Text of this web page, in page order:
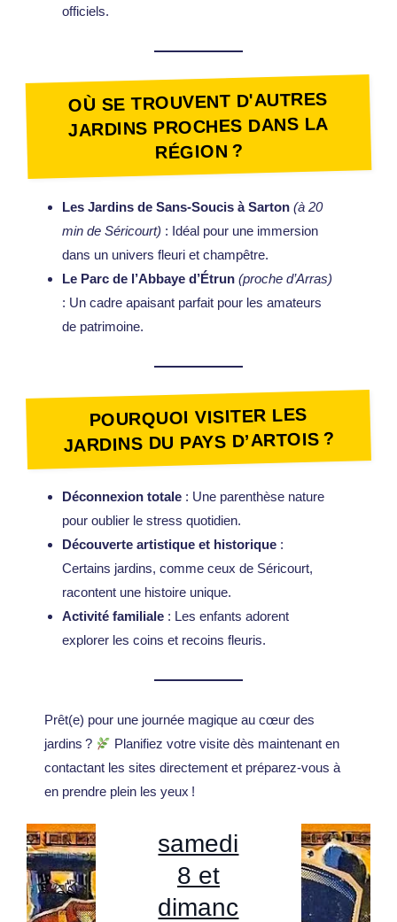
officiels.
OÙ SE TROUVENT D'AUTRES
JARDINS PROCHES DANS LA
RÉGION ?
Les Jardins de Sans-Soucis à Sarton (à 20
min de Séricourt) : Idéal pour une immersion
dans un univers fleuri et champêtre.
Le Parc de l’Abbaye d’Étrun (proche d’Arras)
: Un cadre apaisant parfait pour les amateurs
de patrimoine.
POURQUOI VISITER LES
JARDINS DU PAYS D’ARTOIS ?
Déconnexion totale : Une parenthèse nature
pour oublier le stress quotidien.
Découverte artistique et historique :
Certains jardins, comme ceux de Séricourt,
racontent une histoire unique.
Activité familiale : Les enfants adorent
explorer les coins et recoins fleuris.
Prêt(e) pour une journée magique au cœur des
jardins ?
Planifiez votre visite dès maintenant en
contactant les sites directement et préparez-vous à
en prendre plein les yeux !
Quoi
faire le
15
dans le
Nord-
Pas-
Calais
: des
feux
Des
idées
de
sorties
pour le
week-
end
samedi
8 et
dimanc
Piscine
Elz
Emme
ndinge
n :
L’Alter
native
Fun et
Ultra
Écono
mique
à
Rulanti
La
carte
junior
c’est
quoi ?
Europa
Park
2026 :
Quarti
Monac
o,
Silver